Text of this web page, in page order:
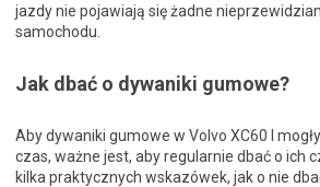
jazdy nie pojawiają się żadne
samochodu.
Jak dbać o dywaniki gumowe?
Aby dywaniki gumowe w Volvo XC60 I
czas, ważne jest, aby regularnie dbać o ich
kilka praktycznych wskazówek, jak o nie